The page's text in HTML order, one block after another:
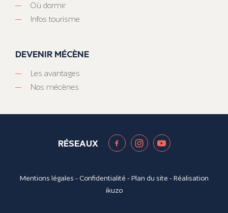
Où dormir
Infos tourisme
DEVENIR MÉCÈNE
Les avantages
Nos mécènes
RÉSEAUX
Mentions légales - Confidentialité -Plan du site - Réalisation
ikuzo